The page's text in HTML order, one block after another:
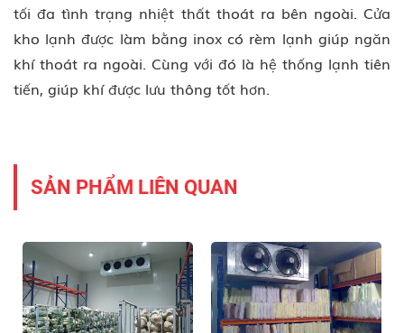
tối đa tình trạng nhiệt thất thoát ra bên ngoài. Cửa
kho lạnh được làm bằng inox có rèm lạnh giúp ngăn
khí thoát ra ngoài. Cùng với đó là hệ thống lạnh tiên
tiến, giúp khí được lưu thông tốt hơn.
SẢN PHẨM LIÊN QUAN